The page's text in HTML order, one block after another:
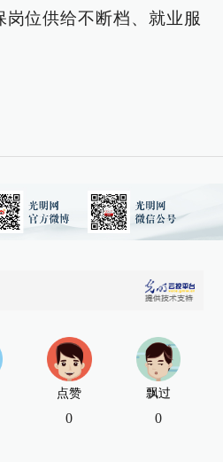
位供给不断档、就业服
点赞
0
飘过
0